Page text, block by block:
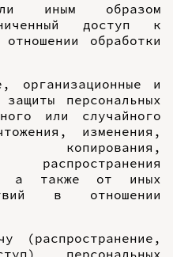
иным образом
доступ к
обработки
организационные и
персональных
или случайного
изменения,
а также от иных
в отношении
(распространение,
персональных